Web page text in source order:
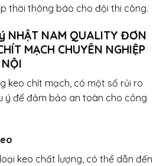
thời thông báo cho đội thi công.
NHẬT NAM QUALITY ĐƠN
MẠCH CHUYÊN NGHIỆP
keo chít mạch, có một số rủi ro
ý để đảm bảo an toàn cho công
keo chất lượng, có thể dẫn đến